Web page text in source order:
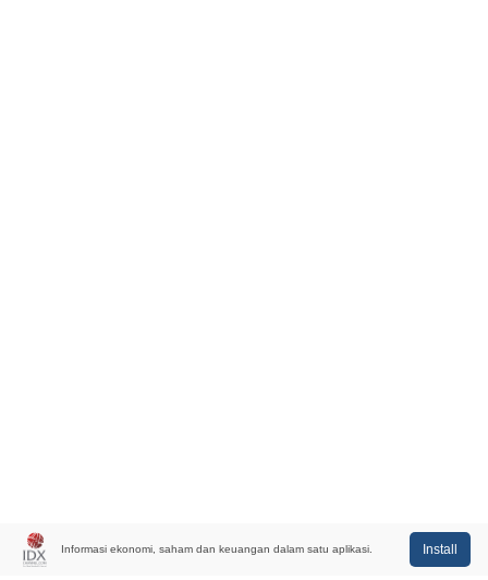
Informasi ekonomi, saham dan keuangan dalam satu aplikasi. Install